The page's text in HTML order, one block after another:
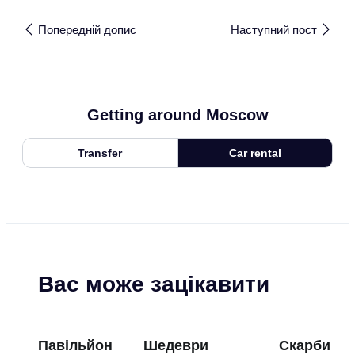
Попередній допис Наступний пост
Getting around Moscow
Transfer Car rental
Вас може зацікавити
Павільйон
Шедеври
Скарби